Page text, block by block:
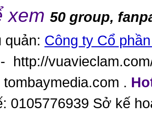
xem 50 group,
Công ty Cổ
- http://
tombaymedia.com .
0105776939 Sở kế